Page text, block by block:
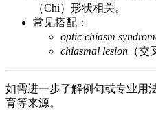
（Chi）形状相关。
常见搭配：
optic chiasm
chiasmal lesion （交
如需进一步了解例句或专业用
育等来源。